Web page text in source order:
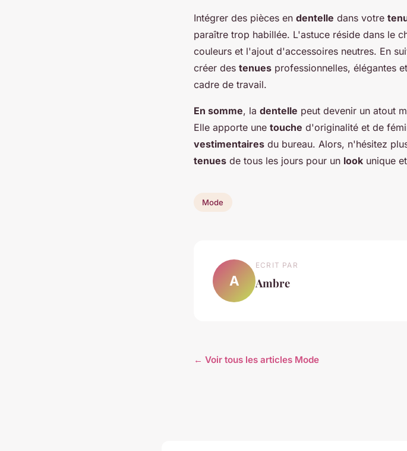
Intégrer des pièces en dentelle dans votre
paraître trop habillée. L'astuce réside dans le
couleurs et l'ajout d'accessoires neutres. En
créer des tenues professionnelles, élégantes
cadre de travail.
En somme, la dentelle peut devenir un atout
Elle apporte une touche d'originalité et de
vestimentaires du bureau. Alors, n'hésitez
tenues de tous les jours pour un look unique
Mode
A
ECRIT PAR
Ambre
← Voir tous les articles Mode